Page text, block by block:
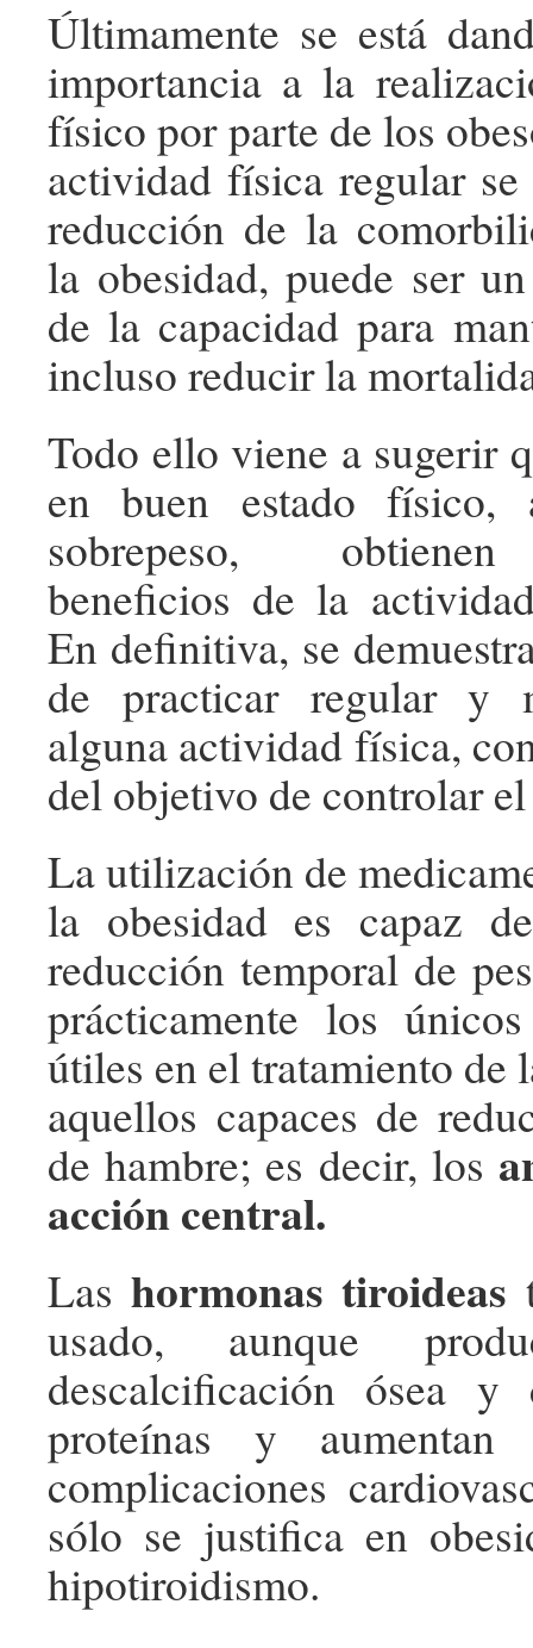
Últimamente se está
importancia a la
físico por parte de los
actividad física regular
reducción de la
la obesidad, puede ser
de la capacidad para
incluso reducir la
Todo ello viene a sugerir
en buen estado físico,
sobrepeso,
beneficios de la
En definitiva, se
de practicar regular y
alguna actividad física,
del objetivo de controlar
La utilización de
la obesidad es capaz
reducción temporal de
prácticamente los
útiles en el tratamiento de
aquellos capaces de
de hambre; es decir, los
acción central.
Lashormonas tiroideas
usado, aunque
descalcificación ósea y
proteínas y
complicaciones
sólo se justifica en
hipotiroidismo.